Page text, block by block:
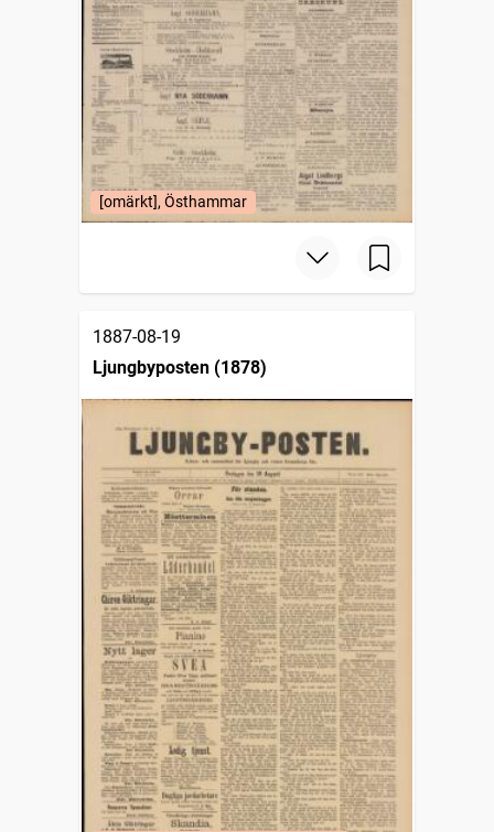
[omärkt], Östhammar
1887-08-19
Ljungbyposten (1878)